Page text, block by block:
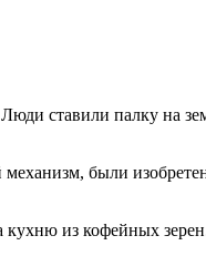
ставили палку на
были
кухню из кофейных